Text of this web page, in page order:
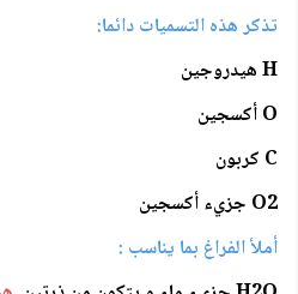
تذكر هذه التسميات دائما:
H هيدروجين
O أكسجين
C كربون
O2 جزيء أكسجين
أملأ الفراغ بما يناسب :